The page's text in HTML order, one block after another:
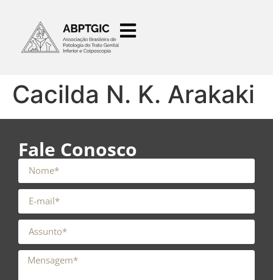
Cacilda N. K. Arakaki
Fale Conosco